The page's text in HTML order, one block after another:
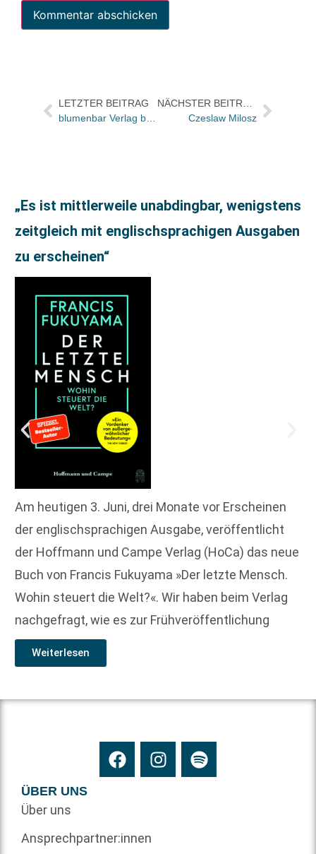
LETZTER BEITRAG
blumenbar Verlag bekommt FAZ Vorabdruck für ARRAIA von Anne Zielke
Czeslaw Milosz
„Es ist mittlerweile unabdingbar, wenigstens
zeitgleich mit englischsprachigen Ausgaben
zu erscheinen“
Am heutigen 3. Juni, drei Monate vor Erscheinen
der englischsprachigen Ausgabe, veröffentlicht
der Hoffmann und Campe Verlag (HoCa) das neue
Buch von Francis Fukuyama »Der letzte Mensch.
Wohin steuert die Welt?«. Wir haben beim Verlag
nachgefragt, wie es zur Frühveröffentlichung
Weiterlesen
ÜBER UNS
Über uns
Ansprechpartner:innen